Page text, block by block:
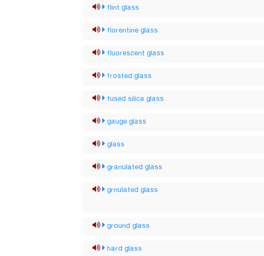
flint glass
florentine glass
fluorescent glass
frosted glass
fused silica glass
gauge glass
glass
granulated glass
grnulated glass
ground glass
hard glass